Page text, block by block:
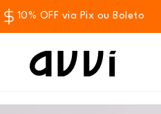
10% OFF via Pix ou Boleto